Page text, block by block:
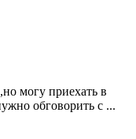
могу приехать в
обговорить с ...